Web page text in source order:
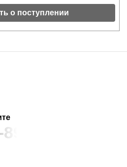
о поступлении